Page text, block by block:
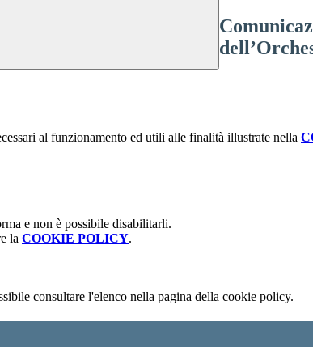
al funzionamento ed utili alle finalità illustrate nella
e non è possibile disabilitarli.
la COOKIE POLICY.
consultare l'elenco nella pagina della cookie policy.